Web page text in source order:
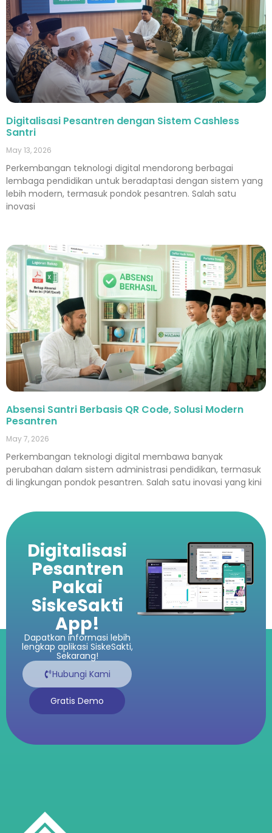
Digitalisasi Pesantren dengan Sistem Cashless
Santri
May 13, 2026
Perkembangan teknologi digital mendorong berbagai
lembaga pendidikan untuk beradaptasi dengan sistem yang
lebih modern, termasuk pondok pesantren. Salah satu
inovasi
Absensi Santri Berbasis QR Code, Solusi Modern
Pesantren
May 7, 2026
Perkembangan teknologi digital membawa banyak
perubahan dalam sistem administrasi pendidikan, termasuk
di lingkungan pondok pesantren. Salah satu inovasi yang kini
Digitalisasi
Pesantren
Pakai
SiskeSakti
App!
Dapatkan informasi lebih
lengkap aplikasi SiskeSakti,
Sekarang!
Hubungi Kami
Gratis Demo